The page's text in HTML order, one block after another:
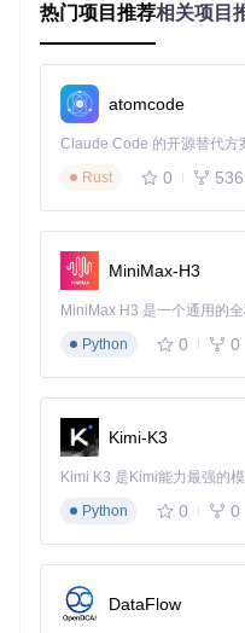
能有初步的安全需求
大型企业（200人以上）
工具和专业技术支持
关键决策点：当团队规模
应重点评估企业版的管理效
安全需求分级
基于数据敏感程度和合规
基础级
管理
增强级：需要双因素认
关键决策点：处理受监管
据）的组织应直接考虑企
管理复杂度评估
自助管理型：IT资源有
标准化管理型
热门项目推荐相关项目
atomcode
Rust
0 536
MiniMax-H3
Python
0 0
Kimi-K3
Python
0 0
DataFlow